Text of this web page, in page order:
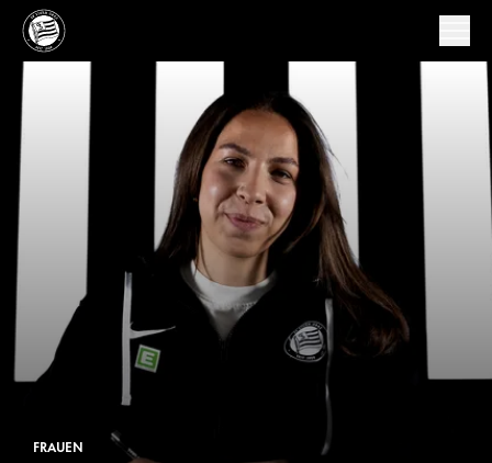
FRAUEN